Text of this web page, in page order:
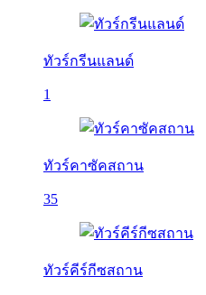
ทัวร์กรีนแลนด์
1
ทัวร์คาซัคสถาน
35
ทัวร์คีร์กีซสถาน